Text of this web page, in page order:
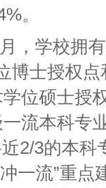
。
，学校拥
博士授权
位硕士授
流本科专
2/3的本科
一流”重点